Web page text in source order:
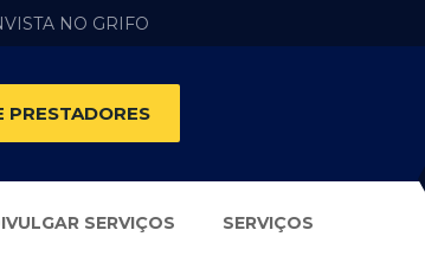
NO GRIFO
PRESTADORES
SERVIÇOS SERVIÇOS